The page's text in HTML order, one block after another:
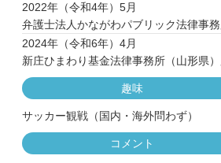
2022年（令和4年）5月
弁護士法人かながわパブリック法律事
2024年（令和6年）4月
新庄ひまわり基金法律事務所（山形県
趣味
サッカー観戦（国内・海外問わず）
コメント